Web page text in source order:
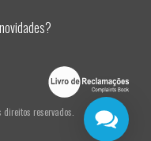
direitos reservados.